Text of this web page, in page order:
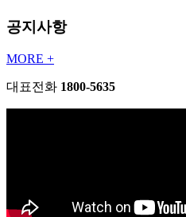
공지사항
MORE +
대표전화 1800-5635